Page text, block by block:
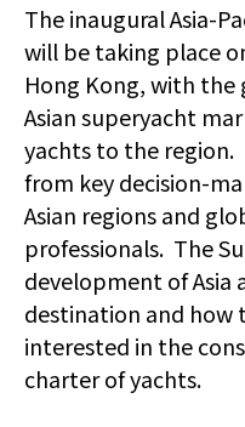
The inaugural Asia-
will be taking place
Hong Kong, with
Asian superyacht
yachts to the region.
from key decision-
Asian regions and
professionals. The
development of Asia
destination and how
interested in the
charter of yachts.